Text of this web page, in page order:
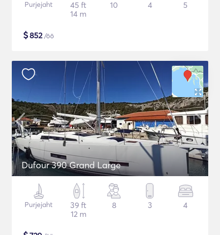
Purjejaht
45 ft
14 m
10 4 5
$852/öö
Dufour 390 Grand Large
Purjejaht
39 ft
12 m
8 3 4